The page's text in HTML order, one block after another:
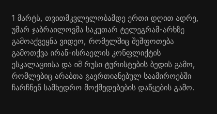
1 მარტს, თვითმკვლელობამდე ერთი დღით ადრე,
უმარ ჯაბრაილოვმა საკუთარ ტელეგრამ-არხზე
გამოაქვეყნა ვიდეო, რომელშიც შეშფოთება
გამოთქვა ირან-ისრაელის კონფლიქტის
ესკალაციისა და იმ რუსი ტურისტების ბედის გამო,
რომლებიც არაბთა გაერთიანებულ საამიროებში
ჩარჩნენ სამხედრო მოქმედებების დაწყების გამო.